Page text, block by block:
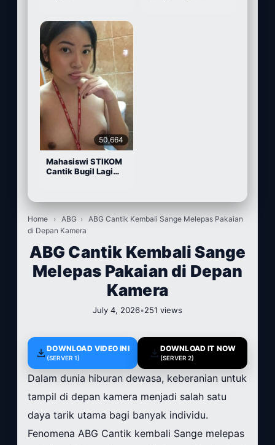
50,664
Mahasiswi STIKOM
Cantik Bugil Lagi
Home › ABG › ABG Cantik Kembali Sange Melepas Pakaian
di Depan Kamera
ABG Cantik Kembali Sange
Melepas Pakaian di Depan
Kamera
July 4, 2026•251 views
DOWNLOAD VIDEO INI
(SERVER 1)
DOWNLOAD IT NOW
(SERVER 2)
Dalam dunia hiburan dewasa, keberanian untuk
tampil di depan kamera menjadi salah satu
daya tarik utama bagi banyak individu.
Fenomena ABG Cantik kembali Sange melepas